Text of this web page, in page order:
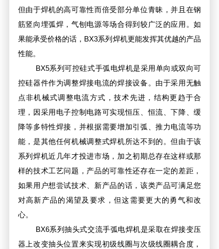
但由于焊机的高可靠性而倍受部分单位青昧，并且在钢
筋竖向埋弧焊，气刨电源等场合得到较广泛的应用。如
果能承受价格的话，BX3系列焊机更能发挥其优越的产品
性能。
BX5系列可控硅式手弧电焊机是采用单向或双向可
控硅器件作为调整焊接电流的焊接设备。由于采用无触
点非机械式调整电流方式，技术先进，结构更趋于合
理，因采用电子控制电路可实现恒压、恒流、下降、缓
降等多特性焊接，并根据需要增加引弧、推力电流等功
能，是其他任何机械调整式焊机所达不到的。但由于该
系列焊机近几年才投进市场，加之初期总存在这样或那
样的技术工艺问题，产品的可靠性还存在一定的差距，
如果用户想尝试技术、新产品的话，该类产品可满足您
对高新产品的渴望及要求，但这需要更大的勇气和改
心。
BX6系列抽头式交流手弧电焊机是采取在焊接变压
器上改变抽头位置来实现初级线圈与次级线圈耦合度，